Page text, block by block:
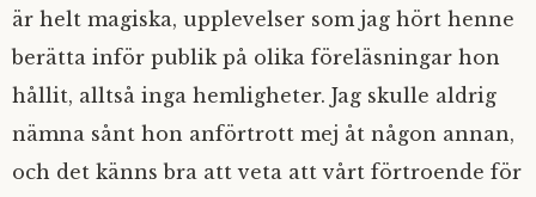
är helt magiska, upplevelser som jag hört henne
berätta inför publik på olika föreläsningar hon
hållit, alltså inga hemligheter. Jag skulle aldrig
nämna sånt hon anförtrott mej åt någon annan,
och det känns bra att veta att vårt förtroende för